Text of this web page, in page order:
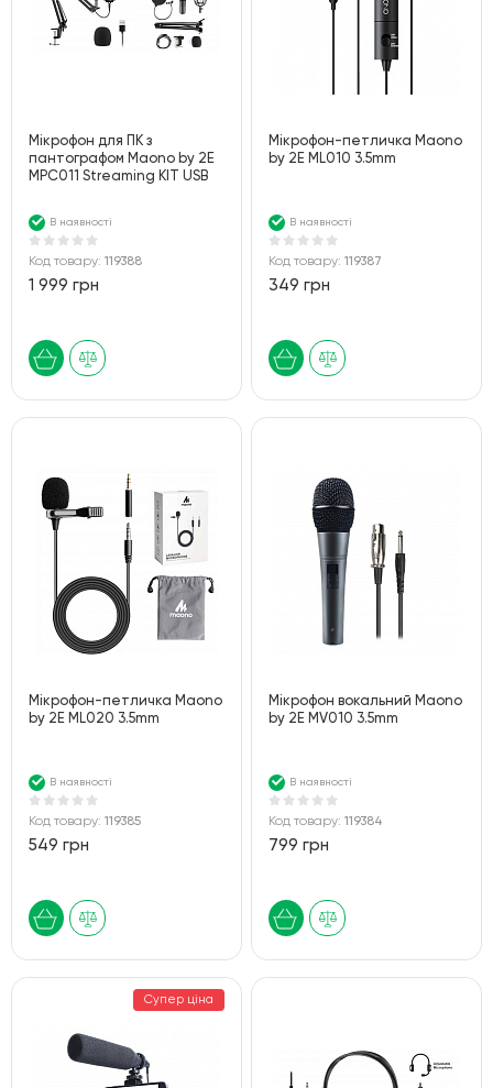
Мікрофон для ПК з
пантографом Maono by 2Е
MPC011 Streaming KIT USB
В наявності
Код товару: 119388
1 999 грн
Мікрофон-петличка Maono
by 2Е ML010 3.5mm
В наявності
Код товару:119387
349 грн
Мікрофон-петличка Maono
by 2Е ML020 3.5mm
В наявності
Код товару: 119385
549 грн
Мікрофон вокальний Maono
by 2Е MV010 3.5mm
В наявності
Код товару:119384
799 грн
Супер ціна